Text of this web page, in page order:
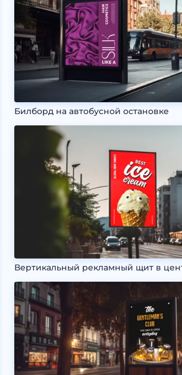
Билборд на автобусной остановке
Вертикальный рекламный щит в